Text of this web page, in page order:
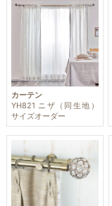
カーテン
YH821 ニザ（同生地）
サイズオーダー